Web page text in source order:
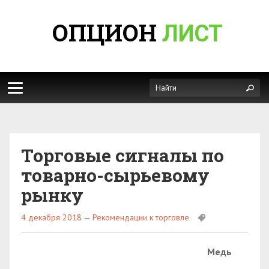
ОПЦИОН ЛИСТ
Торговые сигналы по
товарно-сырьевому
рынку
4 декабря 2018 — Рекомендации к торговле
Медь